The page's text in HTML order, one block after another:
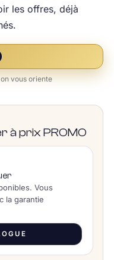
les offres, déjà
vous oriente
à prix PROMO
Vous
la garantie